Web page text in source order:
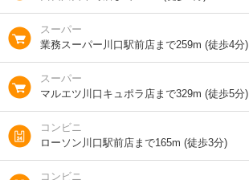
種別 / 構造
総戸数 1戸
向き
スーパー
業務スーパー川口駅前店まで259m (徒歩4分)
スーパー
マルエツ川口キュポラ店まで329m (徒歩5分)
コンビニ
ローソン川口駅前店まで165m (徒歩3分)
コンビニ